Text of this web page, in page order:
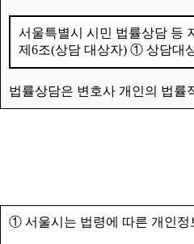
서울특별시 시민 법률상담 등
제6조(상담 대상자) ① 상담대
법률상담은 변호사 개인의 법률
① 서울시는 법령에 따른 개인정